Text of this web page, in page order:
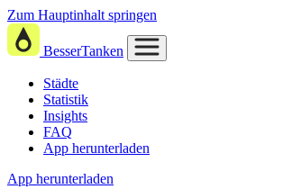
Zum Hauptinhalt springen
BesserTanken
Städte
Statistik
Insights
FAQ
App herunterladen
App herunterladen